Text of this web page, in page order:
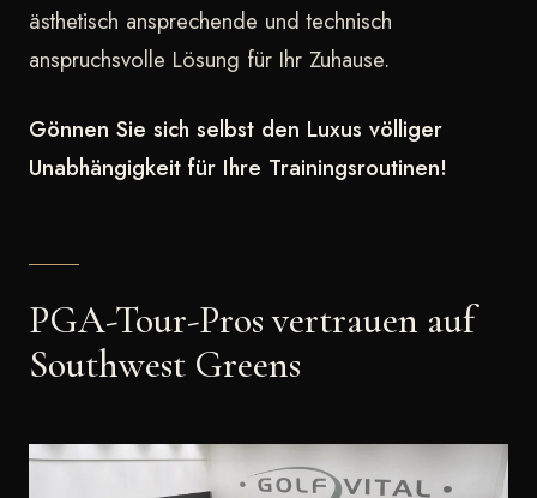
ästhetisch ansprechende und technisch
anspruchsvolle Lösung für Ihr Zuhause.
Gönnen Sie sich selbst den Luxus völliger
Unabhängigkeit für Ihre Trainingsroutinen!
PGA-Tour-Pros vertrauen auf
Southwest Greens